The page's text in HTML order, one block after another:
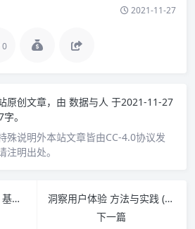
2021-11-27
0
原创文章，由 数据与人 于2021-11-27
。
殊说明外本站文章皆由CC-4.0协议发
注明出处。
PaaS实现与运维管理：基于Mesos +Docker+ELK的实战指南 PDF下载
洞察用户体验 方法与实践 (第2版) PDF下载
下一篇